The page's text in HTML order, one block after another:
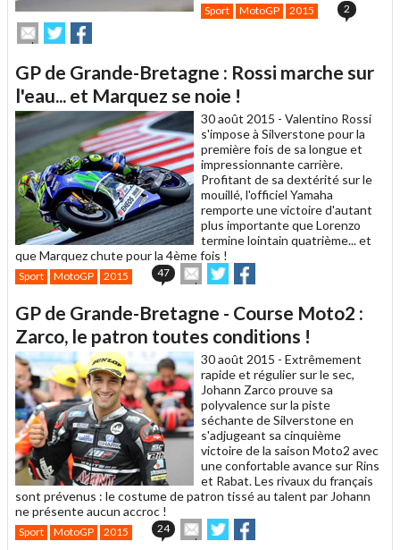
Sport MotoGP 2015 2
Envoyer
cet
à
un
ami
Partager
sur
sur
GP de Grande-Bretagne : Rossi marche sur
l'eau... et Marquez se noie !
30 août 2015 - Valentino Rossi
s'impose à Silverstone pour la
première fois de sa longue et
impressionnante carrière.
Profitant de sa dextérité sur le
mouillé, l'officiel Yamaha
remporte une victoire d'autant
plus importante que Lorenzo
termine lointain quatrième... et
que Marquez chute pour la 4ème fois !
Sport MotoGP 2015 47
Envoyer
cet
à
un
ami
Partager
sur sur
GP de Grande-Bretagne - Course Moto2 :
Zarco, le patron toutes conditions !
30 août 2015 - Extrêmement
rapide et régulier sur le sec,
Johann Zarco prouve sa
polyvalence sur la piste
séchante de Silverstone en
s'adjugeant sa cinquième
victoire de la saison Moto2 avec
une confortable avance sur Rins
et Rabat. Les rivaux du français
sont prévenus : le costume de patron tissé au talent par Johann
ne présente aucun accroc !
Sport MotoGP 2015 24
Envoyer
cet
Partager
sur sur